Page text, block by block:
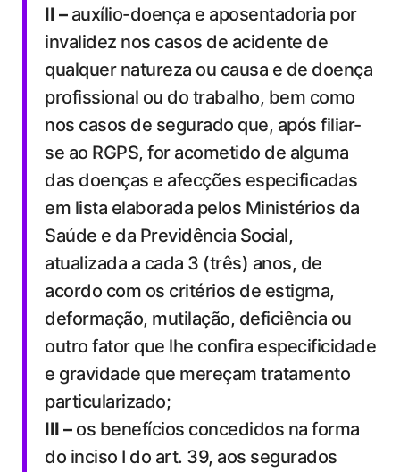
II – auxílio-doença e aposentadoria por
invalidez nos casos de acidente de
qualquer natureza ou causa e de doença
profissional ou do trabalho, bem como
nos casos de segurado que, após filiar-
se ao RGPS, for acometido de alguma
das doenças e afecções especificadas
em lista elaborada pelos Ministérios da
Saúde e da Previdência Social,
atualizada a cada 3 (três) anos, de
acordo com os critérios de estigma,
deformação, mutilação, deficiência ou
outro fator que lhe confira especificidade
e gravidade que mereçam tratamento
particularizado;
III – os benefícios concedidos na forma
do inciso I do art. 39, aos segurados